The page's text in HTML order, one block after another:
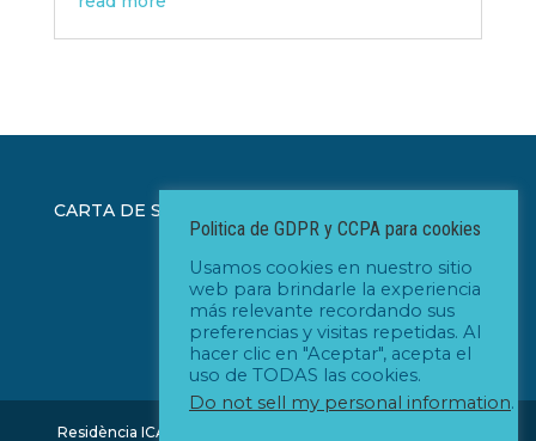
CARTA DE SERVEIS ICAD
Residència ICAD - Institut Catalá d'Assisténcia Domiciliária
Politica de GDPR y CCPA para cookies
Usamos cookies en nuestro sitio
web para brindarle la experiencia
más relevante recordando sus
preferencias y visitas repetidas. Al
hacer clic en "Aceptar", acepta el
uso de TODAS las cookies.
Do not sell my personal information.